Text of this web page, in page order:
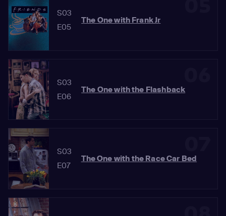
S03
E05
The One with Frank Jr
S03
E06
The One with the Flashback
S03
E07
The One with the Race Car Bed